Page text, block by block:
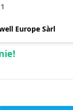
Europe Sàrl